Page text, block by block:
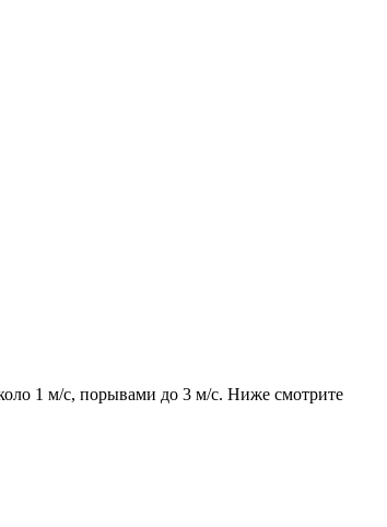
1 м/с, порывами до 3 м/с. Ниже смотрите